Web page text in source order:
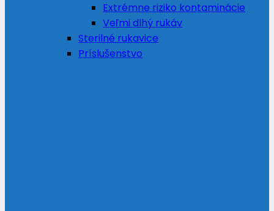
Extrémne riziko kontaminácie
Veľmi dlhý rukáv
Sterilné rukavice
Príslušenstvo